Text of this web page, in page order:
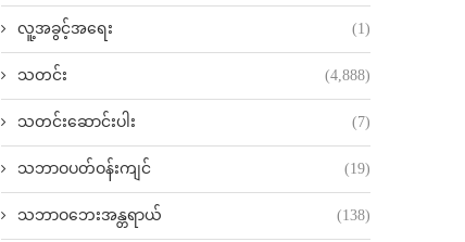
လူ့အခွင့်အရေး (1)
သတင်း (4,888)
သတင်းဆောင်းပါး (7)
သဘာဝပတ်ဝန်းကျင် (19)
သဘာဝဘေးအန္တရာယ် (138)